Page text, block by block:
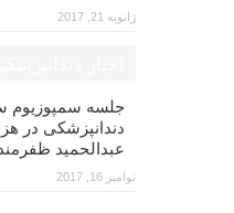
ژانویه 21, 2017
جلسه سمپوزیوم
دندانپزشکی در
عبدالحمید
نوامبر 16, 2017